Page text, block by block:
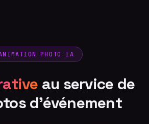
PHOTO IA
au service de
d'événement